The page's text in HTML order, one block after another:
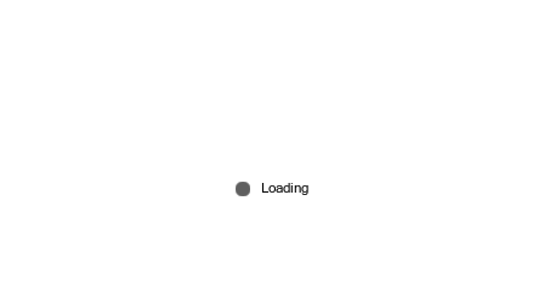
കേരളത്തില്‍ ഏറ്റവും കൂടുതല്‍ ഫേസ്ബുക്ക്